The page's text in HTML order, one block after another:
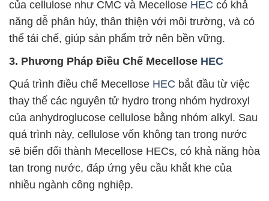
của cellulose như CMC và Mecellose HEC có khả
năng dễ phân hủy, thân thiện với môi trường, và có
thể tái chế, giúp sản phẩm trở nên bền vững.
3. Phương Pháp Điều Chế Mecellose HEC
Quá trình điều chế Mecellose HEC bắt đầu từ việc
thay thế các nguyên tử hydro trong nhóm hydroxyl
của anhydroglucose cellulose bằng nhóm alkyl. Sau
quá trình này, cellulose vốn không tan trong nước
sẽ biến đổi thành Mecellose HECs, có khả năng hòa
tan trong nước, đáp ứng yêu cầu khắt khe của
nhiều ngành công nghiệp.